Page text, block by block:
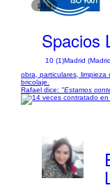
1/13
Spacios
10 (1)Madrid
obra, particulares, limpieza
bricolaje.
Rafael dice: "Estamos